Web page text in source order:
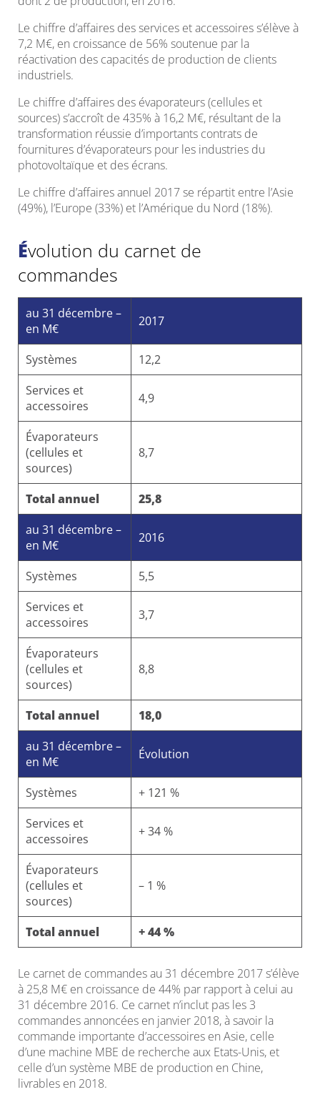
Le chiffre d’affaires des services et accessoires s’élève à
7,2 M€, en croissance de 56% soutenue par la
réactivation des capacités de production de clients
industriels.
Le chiffre d’affaires des évaporateurs (cellules et
sources) s’accroît de 435% à 16,2 M€, résultant de la
transformation réussie d’importants contrats de
fournitures d’évaporateurs pour les industries du
photovoltaïque et des écrans.
Le chiffre d’affaires annuel 2017 se répartit entre l’Asie
(49%), l’Europe (33%) et l’Amérique du Nord (18%).
Évolution du carnet de
commandes
au 31 décembre –
en M€
2017
Systèmes
12,2
Services et
accessoires
4,9
Évaporateurs
(cellules et
sources)
8,7
Total annuel
25,8
au 31 décembre –
en M€
2016
Systèmes
5,5
Services et
accessoires
3,7
Évaporateurs
(cellules et
sources)
8,8
Total annuel
18,0
au 31 décembre –
en M€
Évolution
Systèmes
+ 121 %
Services et
accessoires
+ 34 %
Évaporateurs
(cellules et
sources)
– 1 %
Total annuel + 44 %
Le carnet de commandes au 31 décembre 2017 s’élève
à 25,8 M€ en croissance de 44% par rapport à celui au
31 décembre 2016. Ce carnet n’inclut pas les 3
commandes annoncées en janvier 2018, à savoir la
commande importante d’accessoires en Asie, celle
d’une machine MBE de recherche aux Etats-Unis, et
celle d’un système MBE de production en Chine,
livrables en 2018.